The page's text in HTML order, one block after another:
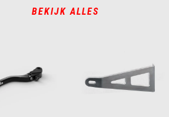
BEKIJK ALLES